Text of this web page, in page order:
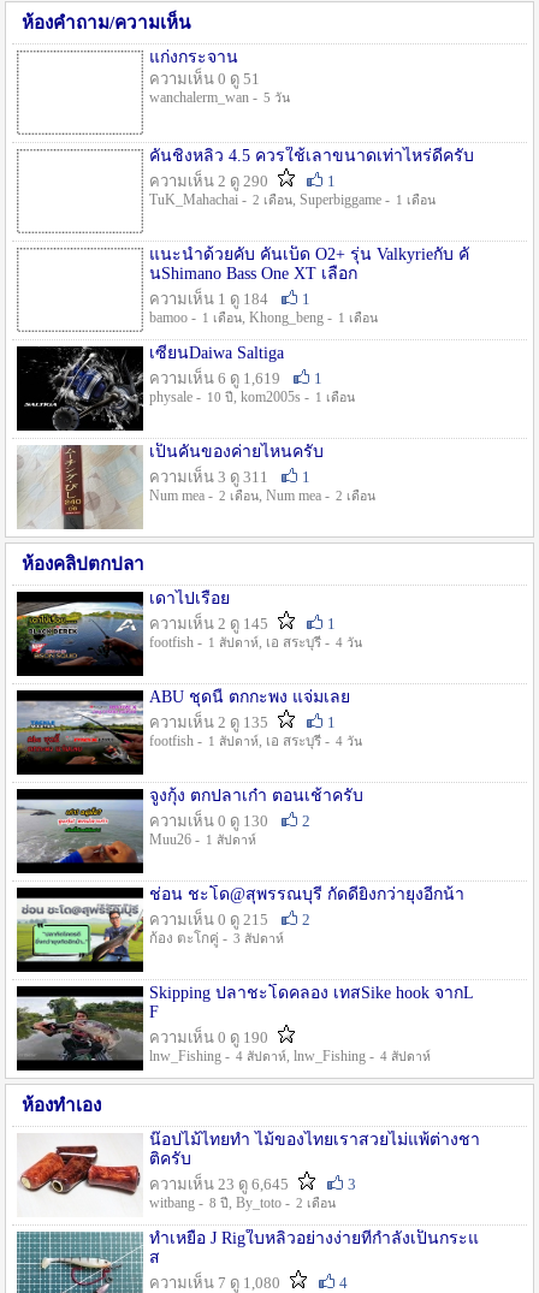
ห้องคำถาม/ความเห็น
แก่งกระจาน
ความเห็น 0 ดู 51
wanchalerm_wan - 5 วัน
คันชิงหลิว 4.5 ควรใช้เลาขนาดเท่าไหร่ดีครับ
ความเห็น 2 ดู 290
1
TuK_Mahachai - 2 เดือน, Superbiggame - 1 เดือน
แนะนำด้วยคับ คันเบ็ด O2+ รุ่น Valkyrieกับ คั
นShimano Bass One XT เลือก
ความเห็น 1 ดู 184
1
bamoo - 1 เดือน, Khong_beng - 1 เดือน
เซียนDaiwa Saltiga
ความเห็น 6 ดู 1,619
1
physale - 10 ปี , kom2005s - 1 เดือน
เป็นคันของค่ายไหนครับ
ความเห็น 3 ดู 311
1
Num mea - 2 เดือน, Num mea - 2 เดือน
ห้องคลิปตกปลา
เดาไปเรื่อย
ความเห็น 2 ดู 145
1
footfish - 1 สัปดาห์, เอ สระบุรี - 4 วัน
ABU ชุดนี้ ตกกะพง แจ่มเลย
ความเห็น 2 ดู 135
1
footfish - 1 สัปดาห์, เอ สระบุรี - 4 วัน
จูงกุ้ง ตกปลาเก๋า ตอนเช้าครับ
ความเห็น 0 ดู 130
2
Muu26 - 1 สัปดาห์
ช่อน ชะโด@สุพรรณบุรี กัดดียิ่งกว่ายุงอีกน้า
ความเห็น 0 ดู 215
2
ก้อง ตะโกคู่ - 3 สัปดาห์
Skipping ปลาชะโดคลอง เทสSike hook จากL
F
ความเห็น 0 ดู 190
lnw_Fishing - 4 สัปดาห์, lnw_Fishing - 4 สัปดาห์
ห้องทำเอง
น๊อปไม้ไทยทำ ไม้ของไทยเราสวยไม่แพ้ต่างชา
ติครับ
ความเห็น 23 ดู 6,645
3
witbang - 8 ปี , By_toto - 2 เดือน
ทำเหยื่อ J Rigใบหลิวอย่างง่ายที่กำลังเป็นกระแ
ส
ความเห็น 7 ดู 1,080
4